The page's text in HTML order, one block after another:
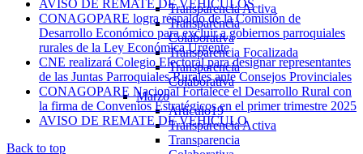
Transparencia Activa
Transparencia
Colaborativa
Transparencia Focalizada
Transparencia
Colaborativa
Marzo
Articulo19
Transparencia Activa
Transparencia
AVISO DE REMATE DE VEHICULOS
CONAGOPARE logra respaldo de la Comisión de
Desarrollo Económico para excluir a gobiernos parroquiales
rurales de la Ley Económica Urgente
CNE realizará Colegio Electoral para designar representantes
de las Juntas Parroquiales Rurales ante Consejos Provinciales
CONAGOPARE Nacional Fortalece el Desarrollo Rural con
la firma de Convenios Estratégicos en el primer trimestre 2025
AVISO DE REMATE DE VEHICULO
Back to top